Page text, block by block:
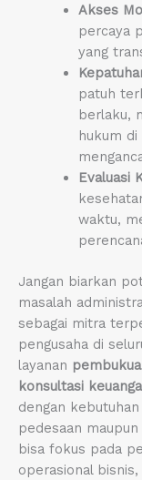
Akses
percaya
yang
patuh
berlaku,
hukum
Evaluasi
waktu,
Jangan biarkan
masalah
sebagai mitra
pengusaha di
layanan
konsultasi
dengan
pedesaan
bisa fokus pada
operasional